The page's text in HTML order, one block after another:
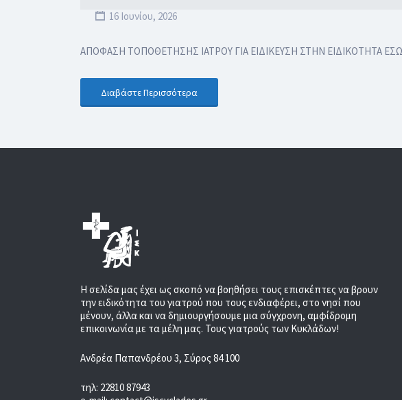
16 Ιουνίου, 2026
ΑΠΟΦΑΣΗ ΤΟΠΟΘΕΤΗΣΗΣ ΙΑΤΡΟΥ ΓΙΑ ΕΙΔΙΚΕΥΣΗ ΣΤΗΝ ΕΙΔΙΚΟΤΗΤΑ
Διαβάστε Περισσότερα
Η σελίδα μας έχει ως σκοπό να βοηθήσει τους επισκέπτες να βρουν
την ειδικότητα του γιατρού που τους ενδιαφέρει, στο νησί που
μένουν, άλλα και να δημιουργήσουμε μια σύγχρονη, αμφίδρομη
επικοινωνία με τα μέλη μας. Τους γιατρούς των Κυκλάδων!
Ανδρέα Παπανδρέου 3, Σύρος 84 100
τηλ: 22810 87943